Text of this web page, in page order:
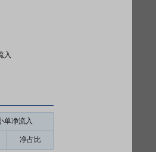
入
单净流入
净占比